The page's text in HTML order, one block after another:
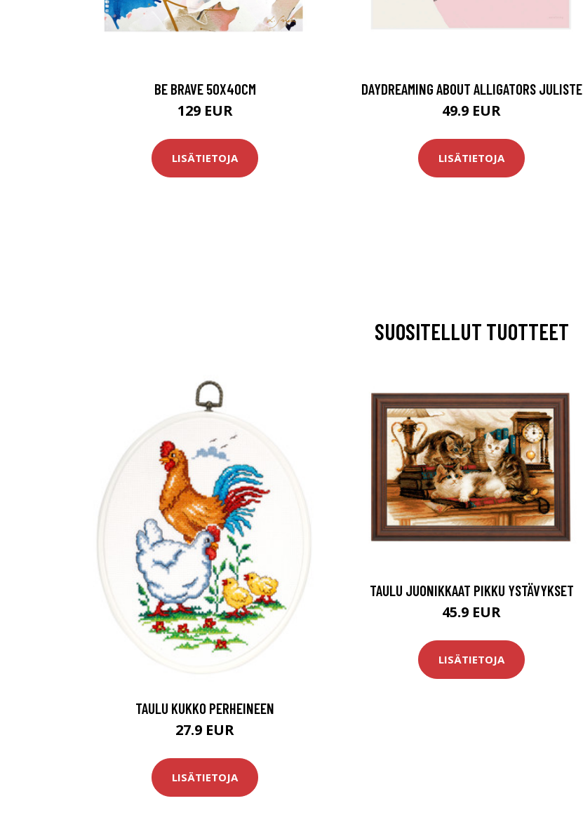
BE BRAVE 50X40CM
129 EUR
LISÄTIETOJA
DAYDREAMING ABOUT ALLIGATORS JULISTE
49.9 EUR
LISÄTIETOJA
SUOSITELLUT TUOTTEET
TAULU KUKKO PERHEINEEN
27.9 EUR
LISÄTIETOJA
TAULU JUONIKKAAT PIKKU YSTÄVYKSET
45.9 EUR
LISÄTIETOJA